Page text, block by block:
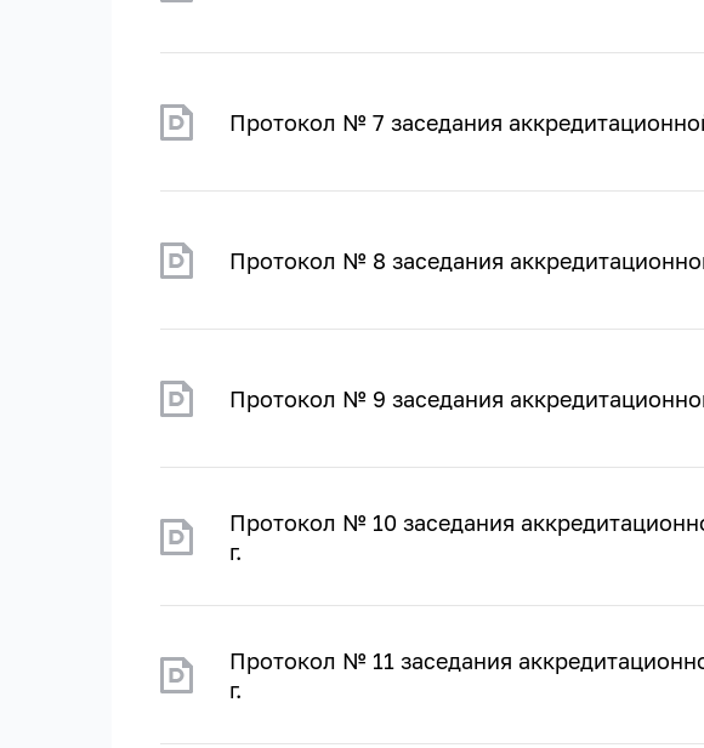
Протокол № 7 заседания
Протокол № 8 заседания
Протокол № 9 заседания
Протокол № 10 заседания
г.
Протокол № 11 заседания
г.